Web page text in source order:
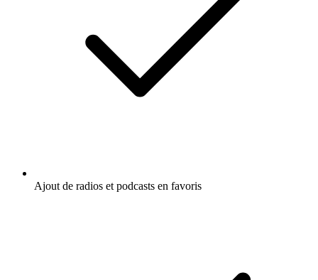
Ajout de radios et podcasts en favoris